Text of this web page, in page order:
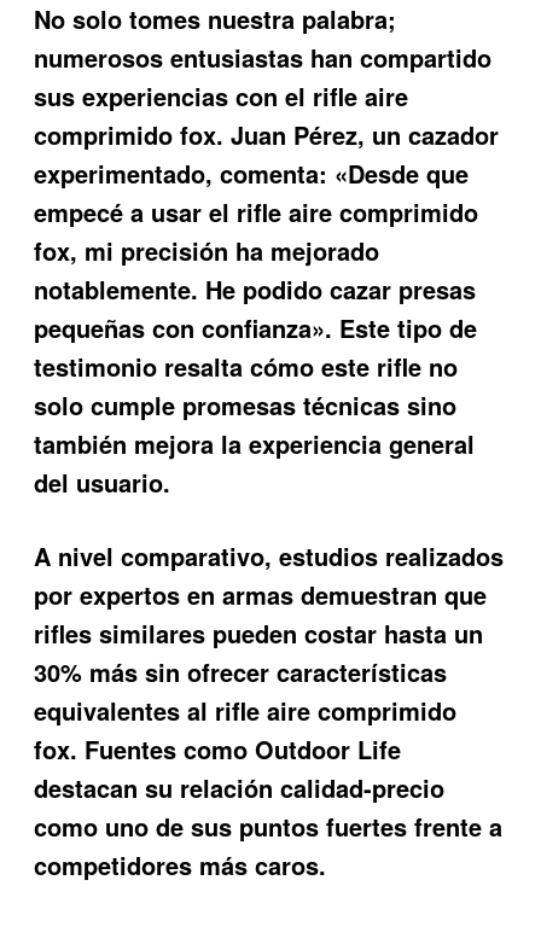
No solo tomes nuestra palabra;
numerosos entusiastas han compartido
sus experiencias con el rifle aire
comprimido fox. Juan Pérez, un cazador
experimentado, comenta: «Desde que
empecé a usar el rifle aire comprimido
fox, mi precisión ha mejorado
notablemente. He podido cazar presas
pequeñas con confianza». Este tipo de
testimonio resalta cómo este rifle no
solo cumple promesas técnicas sino
también mejora la experiencia general
del usuario.
A nivel comparativo, estudios realizados
por expertos en armas demuestran que
rifles similares pueden costar hasta un
30% más sin ofrecer características
equivalentes al rifle aire comprimido
fox. Fuentes como Outdoor Life
destacan su relación calidad-precio
como uno de sus puntos fuertes frente a
competidores más caros.